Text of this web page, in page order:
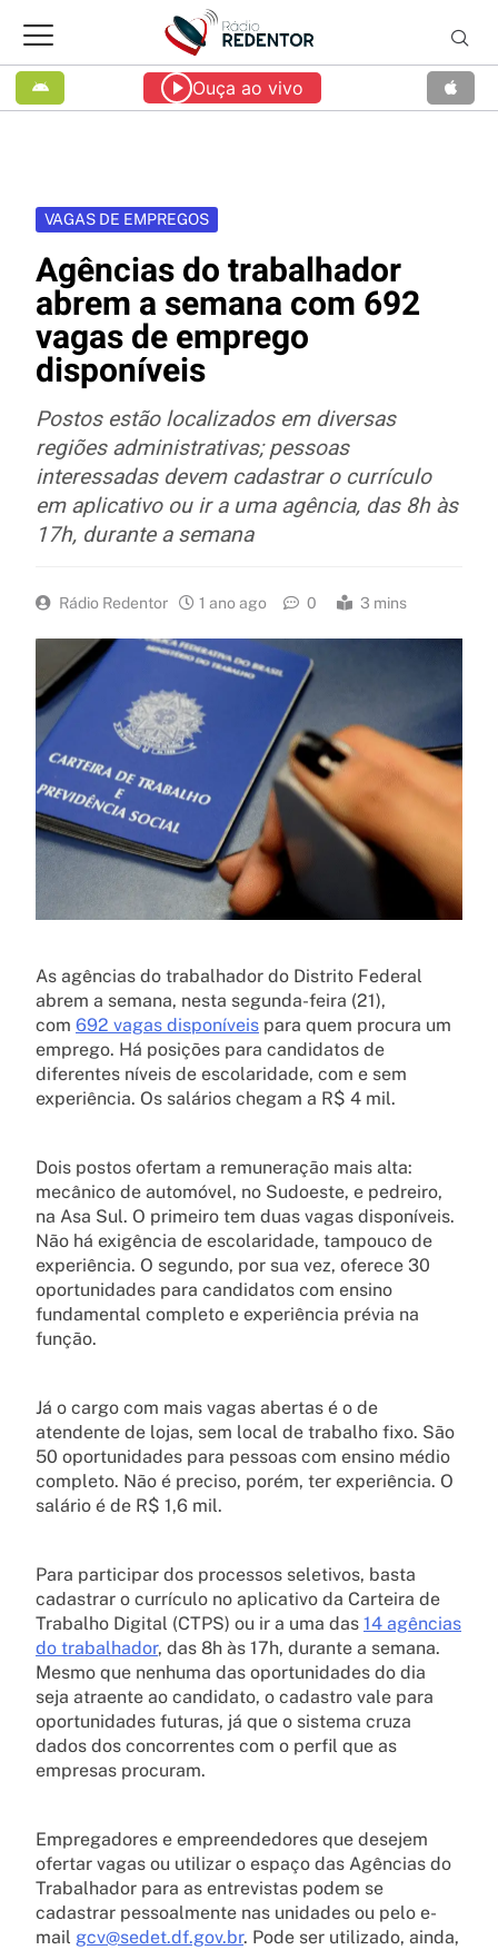
Ouça ao vivo
VAGAS DE EMPREGOS
Agências do trabalhador
abrem a semana com 692
vagas de emprego
disponíveis
Postos estão localizados em diversas
regiões administrativas; pessoas
interessadas devem cadastrar o currículo
em aplicativo ou ir a uma agência, das 8h às
17h, durante a semana
Rádio Redentor 1 ano ago 0 3 mins
As agências do trabalhador do Distrito Federal
abrem a semana, nesta segunda-feira (21),
com 692 vagas disponíveis para quem procura um
emprego. Há posições para candidatos de
diferentes níveis de escolaridade, com e sem
experiência. Os salários chegam a R$ 4 mil.
Dois postos ofertam a remuneração mais alta:
mecânico de automóvel, no Sudoeste, e pedreiro,
na Asa Sul. O primeiro tem duas vagas disponíveis.
Não há exigência de escolaridade, tampouco de
experiência. O segundo, por sua vez, oferece 30
oportunidades para candidatos com ensino
fundamental completo e experiência prévia na
função.
Já o cargo com mais vagas abertas é o de
atendente de lojas, sem local de trabalho fixo. São
50 oportunidades para pessoas com ensino médio
completo. Não é preciso, porém, ter experiência. O
salário é de R$ 1,6 mil.
Para participar dos processos seletivos, basta
cadastrar o currículo no aplicativo da Carteira de
Trabalho Digital (CTPS) ou ir a uma das 14 agências
do trabalhador, das 8h às 17h, durante a semana.
Mesmo que nenhuma das oportunidades do dia
seja atraente ao candidato, o cadastro vale para
oportunidades futuras, já que o sistema cruza
dados dos concorrentes com o perfil que as
empresas procuram.
Empregadores e empreendedores que desejem
ofertar vagas ou utilizar o espaço das Agências do
Trabalhador para as entrevistas podem se
cadastrar pessoalmente nas unidades ou pelo e-
mail gcv@sedet.df.gov.br. Pode ser utilizado, ainda,